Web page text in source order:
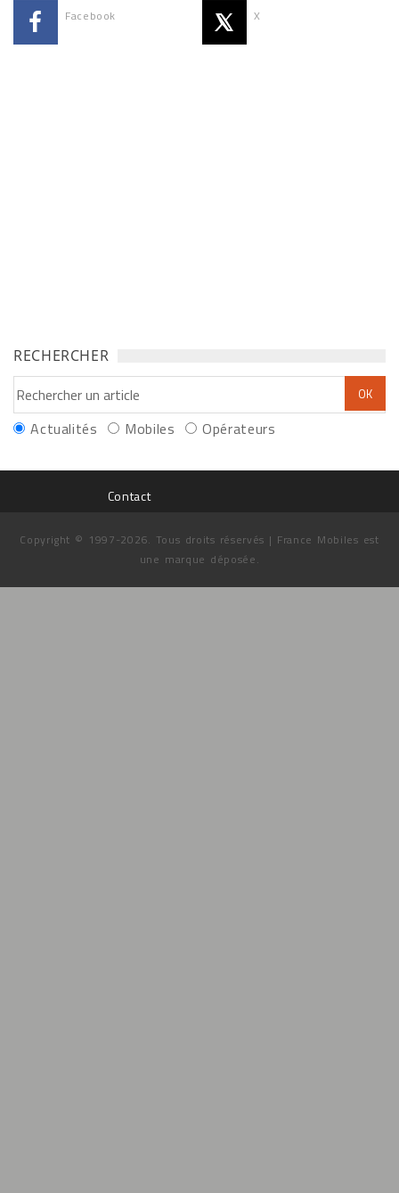
Facebook X
RECHERCHER
Actualités Mobiles Opérateurs
Contact
Copyright © 1997-2026. Tous droits réservés | France Mobiles est
une marque déposée.